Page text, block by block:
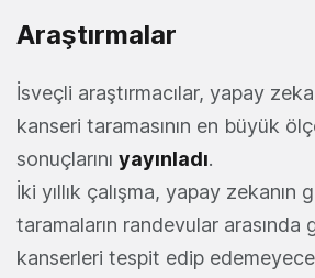
Araştırmalar
İsveçli araştırmacılar, yapay
kanseri taramasının en büyük
sonuçlarını yayınladı.
İki yıllık çalışma, yapay zekanın
taramaların randevular arasında
kanserleri tespit edip